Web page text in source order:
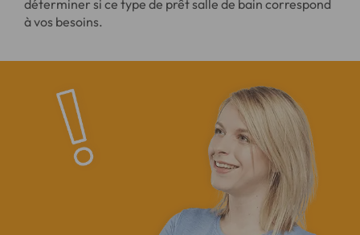
déterminer si ce type de prêt salle de bain correspond
à vos besoins.